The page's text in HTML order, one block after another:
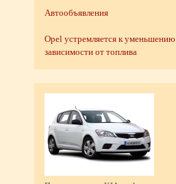
Автообъявления
Opel устремляется к уменьшению
зависимости от топлива